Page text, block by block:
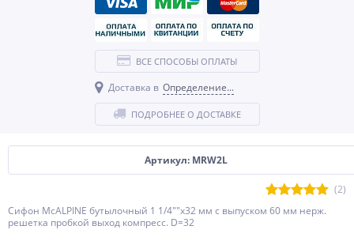
Артикул: MRW2L
(2)
Сифон McALPINE бутылочный 1 1/4""x32 мм с выпуском 60 мм нерж.
решетка пробкой выход компресс. D=32
ВСЕ СПОСОБЫ ОПЛАТЫ
Доставка в Определение...
ПОДРОБНЕЕ О ДОСТАВКЕ